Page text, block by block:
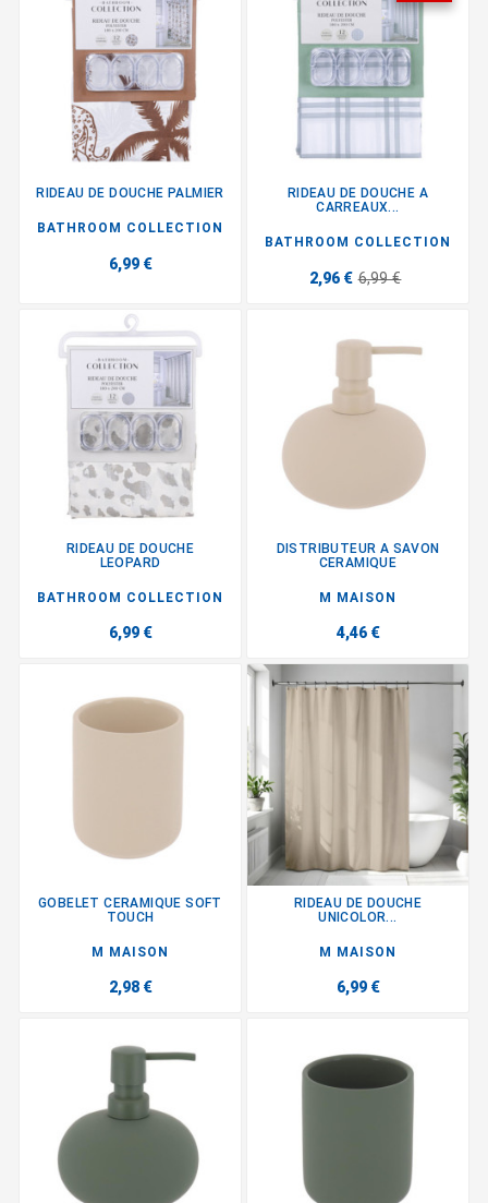
RIDEAU DE DOUCHE PALMIER
BATHROOM COLLECTION
6,99 €
RIDEAU DE DOUCHE A
CARREAUX...
BATHROOM COLLECTION
2,96 € 6,99 €
RIDEAU DE DOUCHE
LEOPARD
BATHROOM COLLECTION
6,99 €
DISTRIBUTEUR A SAVON
CERAMIQUE
M MAISON
4,46 €
GOBELET CERAMIQUE SOFT
TOUCH
M MAISON
2,98 €
RIDEAU DE DOUCHE
UNICOLOR...
M MAISON
6,99 €